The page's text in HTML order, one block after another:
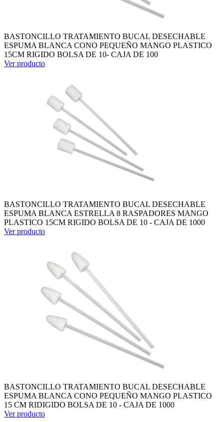
BASTONCILLO TRATAMIENTO BUCAL DESECHABLE
ESPUMA BLANCA CONO PEQUEÑO MANGO PLASTICO
15CM RIGIDO BOLSA DE 10- CAJA DE 100
Ver producto
BASTONCILLO TRATAMIENTO BUCAL DESECHABLE
ESPUMA BLANCA ESTRELLA 8 RASPADORES MANGO
PLASTICO 15CM RIGIDO BOLSA DE 10 - CAJA DE 1000
Ver producto
BASTONCILLO TRATAMIENTO BUCAL DESECHABLE
ESPUMA BLANCA CONO PEQUEÑO MANGO PLASTICO
15 CM RIDIGIDO BOLSA DE 10 - CAJA DE 1000
Ver producto